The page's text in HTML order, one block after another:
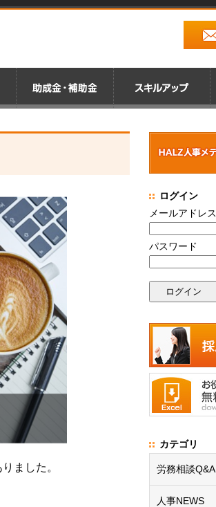
ました。
ログイン
メールアドレス
パスワード
カテゴリ
労務相談Q&A
人事NEWS